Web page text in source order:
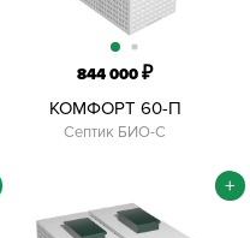
844 000₽
КОМФОРТ 60-П
Септик БИО-С
+